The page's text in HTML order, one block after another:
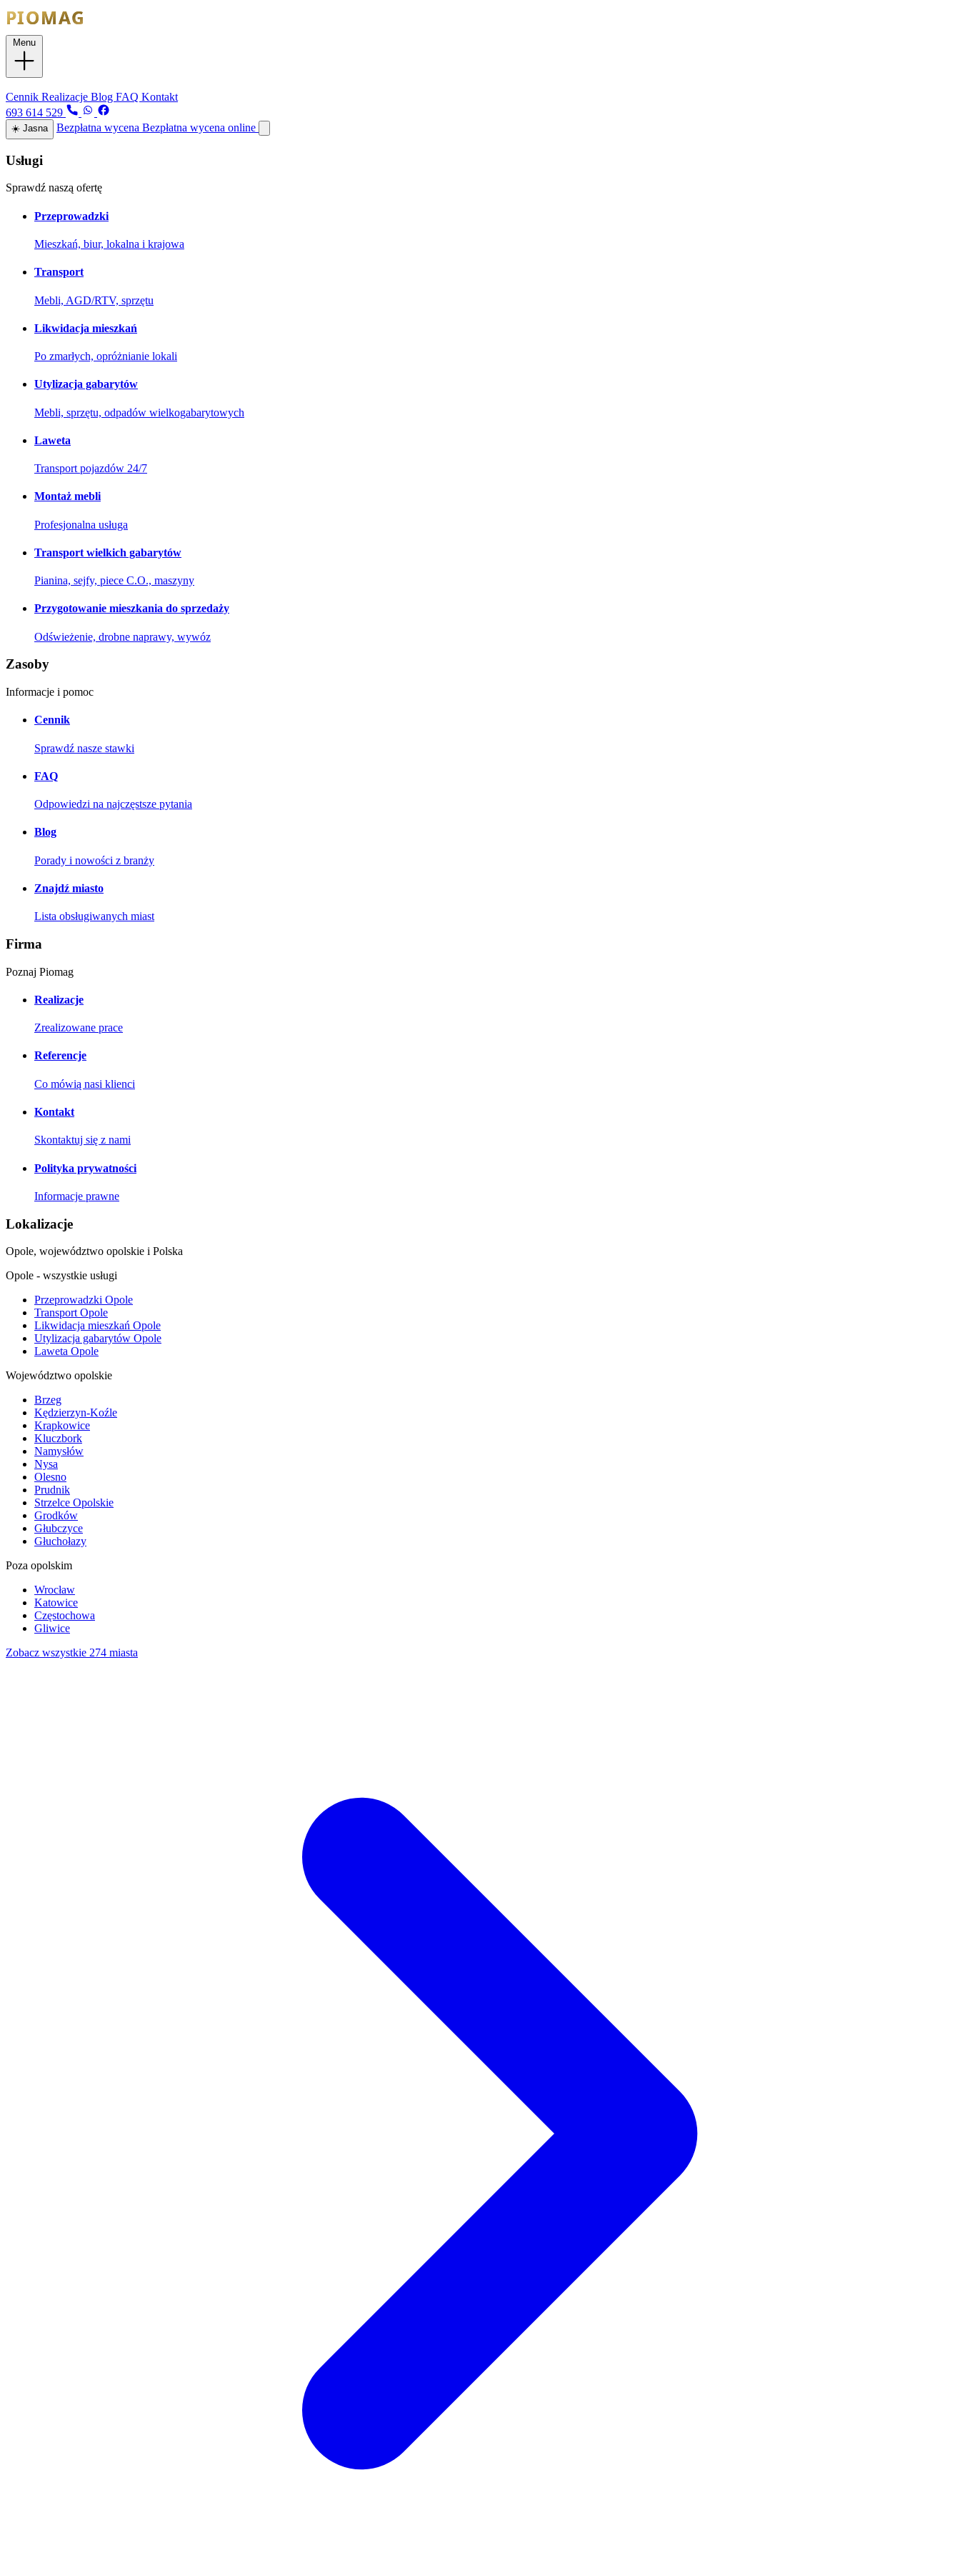
Cennik Realizacje Blog FAQ Kontakt
693 614 529
☀️ Jasna Bezpłatna wycena Bezpłatna wycena online
Usługi
Sprawdź naszą ofertę
Przeprowadzki
Mieszkań, biur, lokalna i krajowa
Transport
Mebli, AGD/RTV, sprzętu
Likwidacja mieszkań
Po zmarłych, opróżnianie lokali
Utylizacja gabarytów
Mebli, sprzętu, odpadów wielkogabarytowych
Laweta
Transport pojazdów 24/7
Montaż mebli
Profesjonalna usługa
Transport wielkich gabarytów
Pianina, sejfy, piece C.O., maszyny
Przygotowanie mieszkania do sprzedaży
Odświeżenie, drobne naprawy, wywóz
Zasoby
Informacje i pomoc
Cennik
Sprawdź nasze stawki
FAQ
Odpowiedzi na najczęstsze pytania
Blog
Porady i nowości z branży
Znajdź miasto
Lista obsługiwanych miast
Firma
Poznaj Piomag
Realizacje
Zrealizowane prace
Referencje
Co mówią nasi klienci
Kontakt
Skontaktuj się z nami
Polityka prywatności
Informacje prawne
Lokalizacje
Opole, województwo opolskie i Polska
Opole - wszystkie usługi
Przeprowadzki Opole
Transport Opole
Likwidacja mieszkań Opole
Utylizacja gabarytów Opole
Laweta Opole
Województwo opolskie
Brzeg
Kędzierzyn-Koźle
Krapkowice
Kluczbork
Namysłów
Nysa
Olesno
Prudnik
Strzelce Opolskie
Grodków
Głubczyce
Głuchołazy
Poza opolskim
Wrocław
Katowice
Częstochowa
Gliwice
Zobacz wszystkie 274 miasta